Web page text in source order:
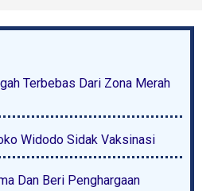
Terbebas Dari Zona Merah
Widodo Sidak Vaksinasi
Dan Beri Penghargaan